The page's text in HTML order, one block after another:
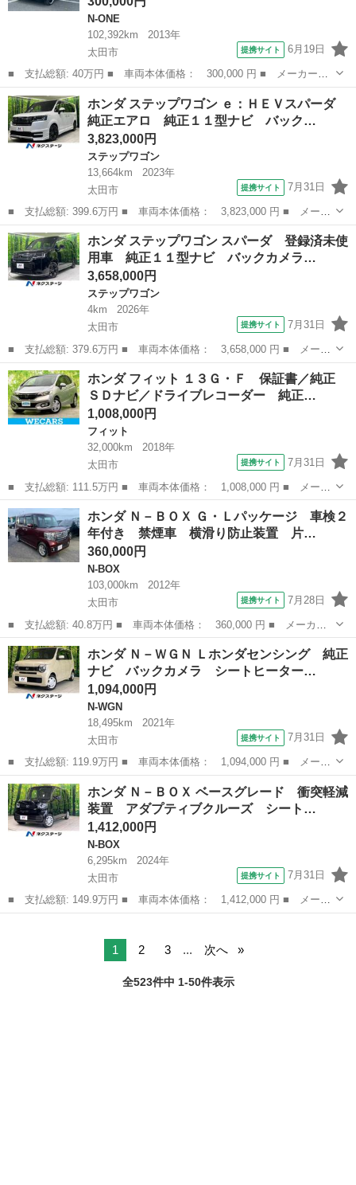
N-ONE
102,392km
2013年
太田市
提携サイト 6月19日
■ 支払総額: 40万円 ■ 車両本体価格： 300,000 円 ■ メーカー
名： ホンダ ■ 車種名： Ｎ－ＯＮＥ ■ グレード名： Ｇ・Ｌパ
ッケージ 社外１６インチアルミホイール スマートキー アイドリ
ングストップ Ｈ...
群馬 太田市 N-ONE
ホンダ ステップワゴン ｅ：ＨＥＶスパーダ
純正エアロ 純正１１型ナビ バック…
3,823,000円
ステップワゴン
13,664km
2023年
太田市
提携サイト 7月31日
■ 支払総額: 399.6万円 ■ 車両本体価格： 3,823,000 円 ■ メーカ
ー名： ホンダ ■ 車種名： ステップワゴン ■ グレード名：
ｅ：ＨＥＶスパーダ 純正エアロ 純正１１型ナビ バックカメラ
両側電動ド...
群馬 太田市 ステップワゴン
ホンダ ステップワゴン スパーダ 登録済未使
用車 純正１１型ナビ バックカメラ…
3,658,000円
ステップワゴン
4km
2026年
太田市
提携サイト 7月31日
■ 支払総額: 379.6万円 ■ 車両本体価格： 3,658,000 円 ■ メーカ
ー名： ホンダ ■ 車種名： ステップワゴン ■ グレード名： ス
パーダ 登録済未使用車 純正１１型ナビ バックカメラ 電動リア
ゲート ...
群馬 太田市 ステップワゴン
ホンダ フィット １３Ｇ・Ｆ 保証書／純正
ＳＤナビ／ドライブレコーダー 純正…
1,008,000円
フィット
32,000km
2018年
太田市
提携サイト 7月31日
■ 支払総額: 111.5万円 ■ 車両本体価格： 1,008,000 円 ■ メーカ
ー名： ホンダ ■ 車種名： フィット ■ グレード名： １３Ｇ・
Ｆ 保証書／純正 ＳＤナビ／ドライブレコーダー 純正／ＵＳＢジ
ャック／...
群馬 太田市 フィット
ホンダ Ｎ－ＢＯＸ Ｇ・Ｌパッケージ 車検２
年付き 禁煙車 横滑り防止装置 片…
360,000円
N-BOX
103,000km
2012年
太田市
提携サイト 7月28日
■ 支払総額: 40.8万円 ■ 車両本体価格： 360,000 円 ■ メーカー
名： ホンダ ■ 車種名： Ｎ－ＢＯＸ ■ グレード名： Ｇ・Ｌパ
ッケージ 車検２年付き 禁煙車 横滑り防止装置 片側自動ドア
プッシュスタ...
群馬 太田市 N-BOX
ホンダ Ｎ－ＷＧＮ Ｌホンダセンシング 純正
ナビ バックカメラ シートヒーター…
1,094,000円
N-WGN
18,495km
2021年
太田市
提携サイト 7月31日
■ 支払総額: 119.9万円 ■ 車両本体価格： 1,094,000 円 ■ メーカ
ー名： ホンダ ■ 車種名： Ｎ－ＷＧＮ ■ グレード名： Ｌホン
ダセンシング 純正ナビ バックカメラ シートヒーター アダプテ
ィブクル...
群馬 太田市 N-WGN
ホンダ Ｎ－ＢＯＸ ベースグレード 衝突軽減
装置 アダプティブクルーズ シート…
1,412,000円
N-BOX
6,295km
2024年
太田市
提携サイト 7月31日
■ 支払総額: 149.9万円 ■ 車両本体価格： 1,412,000 円 ■ メーカ
ー名： ホンダ ■ 車種名： Ｎ－ＢＯＸ ■ グレード名： ベース
1 2 3 ... 次へ
全523件中 1-50件表示